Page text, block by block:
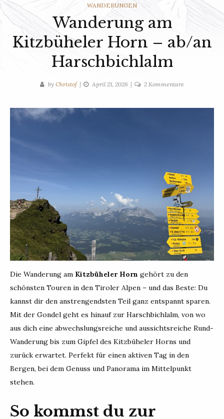
WANDERUNGEN
Wanderung am
Kitzbüheler Horn – ab/an
Harschbichlalm
by Christof April 21, 2026 2 Kommentare
Die Wanderung am Kitzbüheler Horn gehört zu den
schönsten Touren in den Tiroler Alpen – und das Beste: Du
kannst dir den anstrengendsten Teil ganz entspannt sparen.
Mit der Gondel geht es hinauf zur Harschbichlalm, von wo
aus dich eine abwechslungsreiche und aussichtsreiche Rund-
Wanderung bis zum Gipfel des Kitzbüheler Horns und
zurück erwartet. Perfekt für einen aktiven Tag in den
Bergen, bei dem Genuss und Panorama im Mittelpunkt
stehen.
So kommst du zur